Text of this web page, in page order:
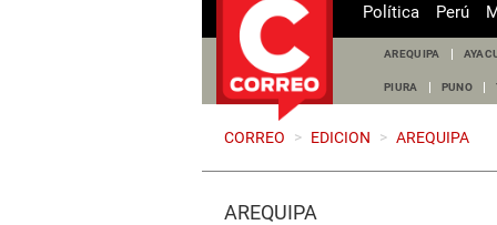
Política Perú
AREQUIPA
PIURA PUNO
CORREO > EDICION > AREQUIPA
AREQUIPA